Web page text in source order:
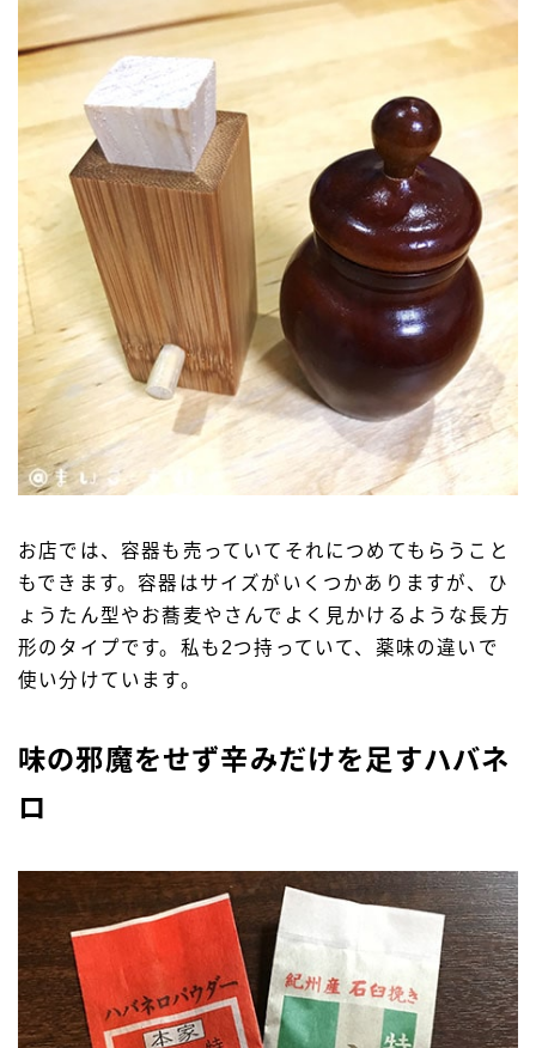
お店では、容器も売っていてそれにつめてもらうこと
もできます。容器はサイズがいくつかありますが、ひ
ょうたん型やお蕎麦やさんでよく見かけるような長方
形のタイプです。私も2つ持っていて、薬味の違いで
使い分けています。
味の邪魔をせず辛みだけを足すハバネ
ロ